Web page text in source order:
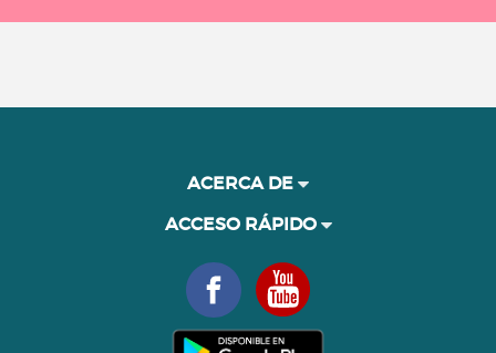
ACERCA DE
ACCESO RÁPIDO